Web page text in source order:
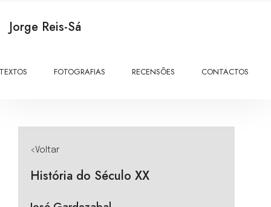
Jorge Reis-Sá
TEXTOS FOTOGRAFIAS RECENSÕES CONTACTOS
<Voltar
História do Século XX